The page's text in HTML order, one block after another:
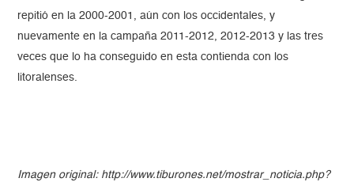
repitió en la 2000-2001, aún con los occidentales, y
nuevamente en la campaña 2011-2012, 2012-2013 y las tres
veces que lo ha conseguido en esta contienda con los
litoralenses.
Imagen original: http://www.tiburones.net/mostrar_noticia.php?